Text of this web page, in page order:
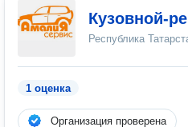
Кузовной-
Республика
1 оценка
Организация проверена